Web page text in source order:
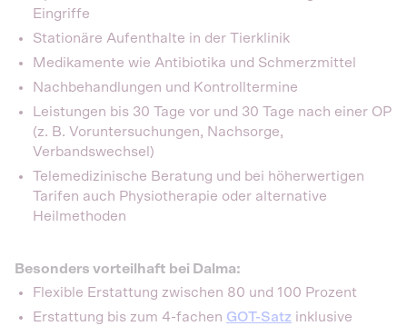
Eingriffe
Stationäre Aufenthalte in der Tierklinik
Medikamente wie Antibiotika und Schmerzmittel
Nachbehandlungen und Kontrolltermine
Leistungen bis 30 Tage vor und 30 Tage nach einer OP
(z. B. Voruntersuchungen, Nachsorge,
Verbandswechsel)
Telemedizinische Beratung und bei höherwertigen
Tarifen auch Physiotherapie oder alternative
Heilmethoden
Besonders vorteilhaft bei Dalma:
Flexible Erstattung zwischen 80 und 100 Prozent
Erstattung bis zum 4-fachen GOT-Satz inklusive